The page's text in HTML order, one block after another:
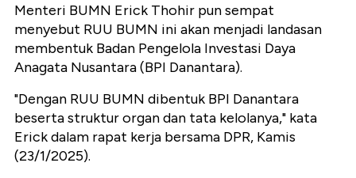
Menteri BUMN Erick Thohir pun sempat
menyebut RUU BUMN ini akan menjadi landasan
membentuk Badan Pengelola Investasi Daya
Anagata Nusantara (BPI Danantara).
"Dengan RUU BUMN dibentuk BPI Danantara
beserta struktur organ dan tata kelolanya," kata
Erick dalam rapat kerja bersama DPR, Kamis
(23/1/2025).